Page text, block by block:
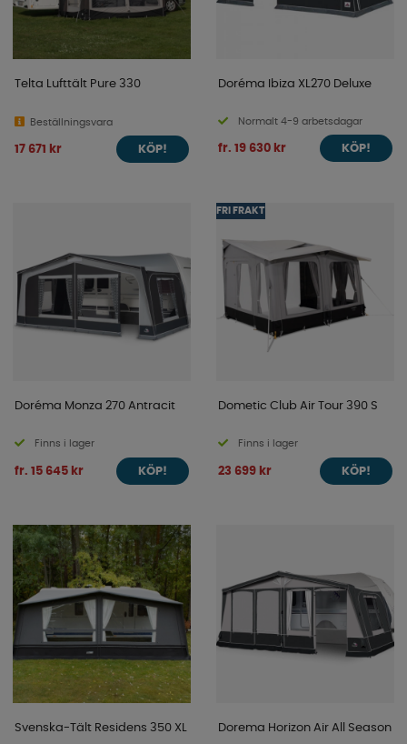
Telta Lufttält Pure 330
Beställningsvara
17 671 kr KÖP!
Doréma Ibiza XL270 Deluxe
Normalt 4-9 arbetsdagar
fr. 19 630 kr KÖP!
Doréma Monza 270 Antracit
Finns i lager
fr. 15 645 kr KÖP!
FRI FRAKT
Dometic Club Air Tour 390 S
Finns i lager
23 699 kr KÖP!
Svenska-Tält Residens 350 XL Dorema Horizon Air All Season